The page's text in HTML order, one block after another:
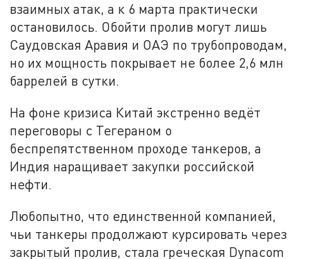
взаимных атак, а к 6 марта практически
остановилось. Обойти пролив могут лишь
Саудовская Аравия и ОАЭ по трубопроводам,
но их мощность покрывает не более 2,6 млн
баррелей в сутки.
На фоне кризиса Китай экстренно ведёт
переговоры с Тегераном о
беспрепятственном проходе танкеров, а
Индия наращивает закупки российской
нефти.
Любопытно, что единственной компанией,
чьи танкеры продолжают курсировать через
закрытый пролив, стала греческая Dynacom